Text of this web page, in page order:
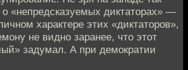
«непредсказуемых диктаторах» —
характере этих «диктаторов»,
не видно заранее, что этот
задумал. А при демократии